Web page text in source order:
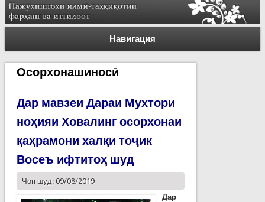
Навигация
Осорхонашиносӣ
Дар мавзеи Дараи Мухтори
ноҳияи Ховалинг осорхонаи
қаҳрамони халқи тоҷик
Восеъ ифтитоҳ шуд
Чоп шуд: 09/08/2019
Дар